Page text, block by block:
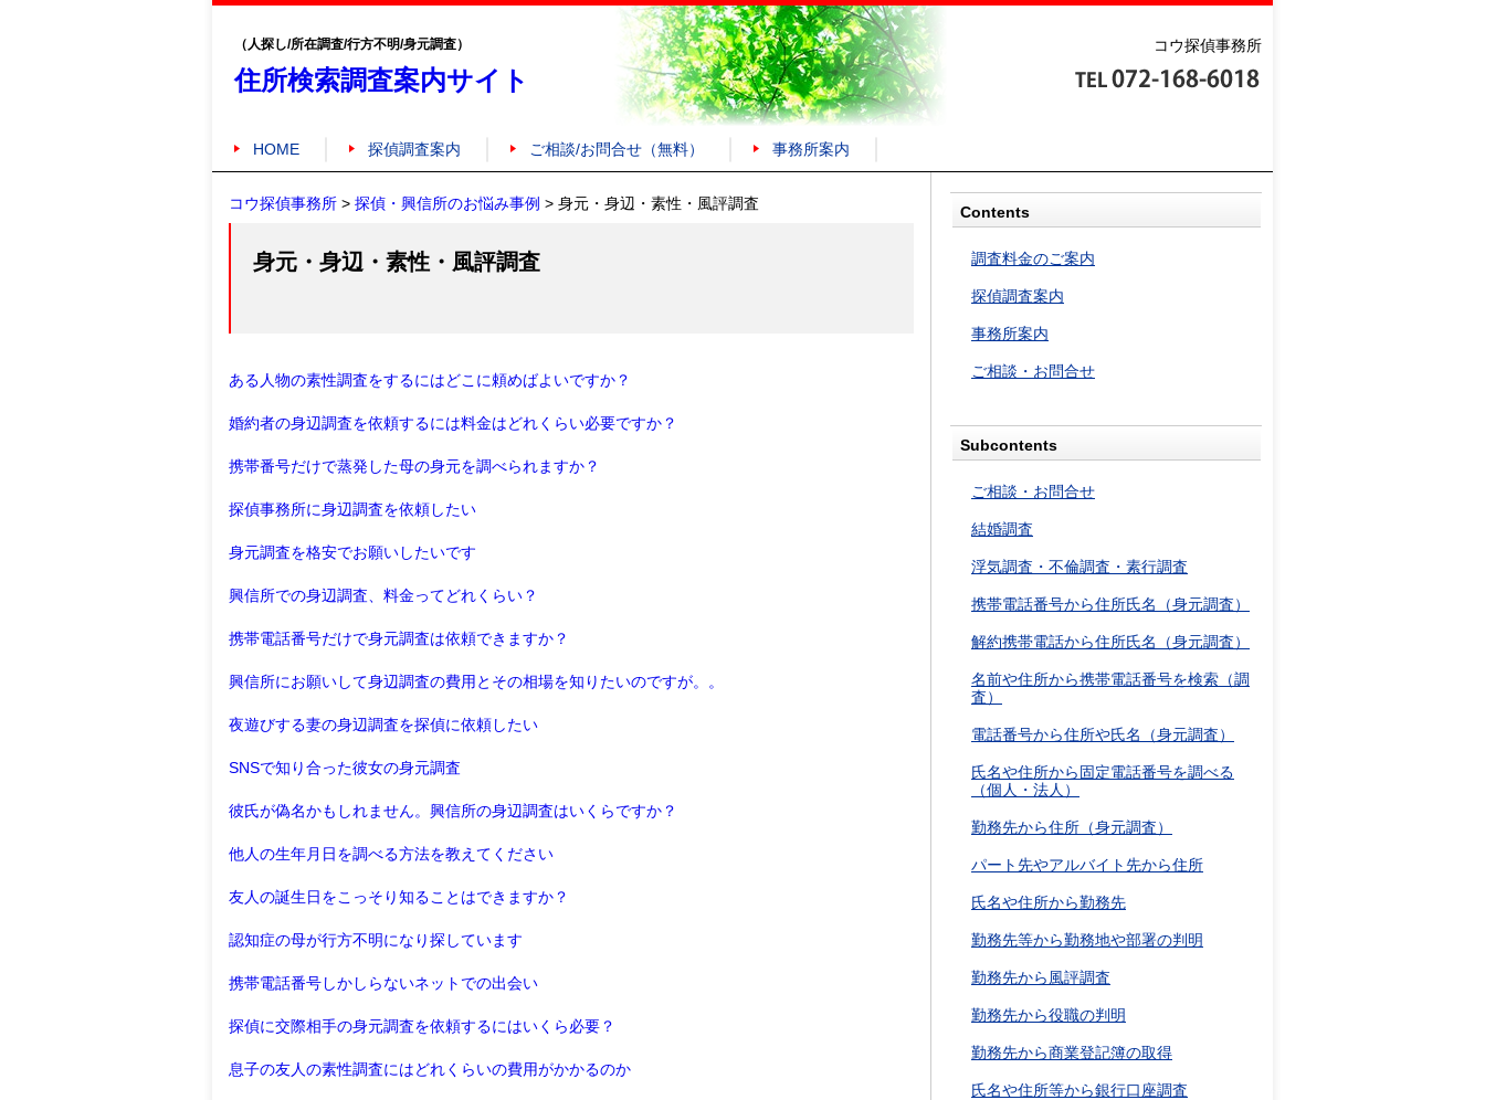
（人探し/所在調査/行方不明/身元調査）
住所検索調査案内サイト
コウ探偵事務所
HOME 探偵調査案内 ご相談/お問合せ（無料） 事務所案内
コウ探偵事務所 > 探偵・興信所のお悩み事例 > 身元・身辺・素性・風評調査
身元・身辺・素性・風評調査
ある人物の素性調査をするにはどこに頼めばよいですか？
婚約者の身辺調査を依頼するには料金はどれくらい必要ですか？
携帯番号だけで蒸発した母の身元を調べられますか？
探偵事務所に身辺調査を依頼したい
身元調査を格安でお願いしたいです
興信所での身辺調査、料金ってどれくらい？
携帯電話番号だけで身元調査は依頼できますか？
興信所にお願いして身辺調査の費用とその相場を知りたいのですが。。
夜遊びする妻の身辺調査を探偵に依頼したい
SNSで知り合った彼女の身元調査
彼氏が偽名かもしれません。興信所の身辺調査はいくらですか？
他人の生年月日を調べる方法を教えてください
友人の誕生日をこっそり知ることはできますか？
認知症の母が行方不明になり探しています
携帯電話番号しかしらないネットでの出会い
探偵に交際相手の身元調査を依頼するにはいくら必要？
息子の友人の素性調査にはどれくらいの費用がかかるのか
Contents
調査料金のご案内
探偵調査案内
事務所案内
ご相談・お問合せ
Subcontents
ご相談・お問合せ
結婚調査
浮気調査・不倫調査・素行調査
携帯電話番号から住所氏名（身元調査）
解約携帯電話から住所氏名（身元調査）
名前や住所から携帯電話番号を検索（調
査）
電話番号から住所や氏名（身元調査）
氏名や住所から固定電話番号を調べる
（個人・法人）
勤務先から住所（身元調査）
パート先やアルバイト先から住所
氏名や住所から勤務先
勤務先等から勤務地や部署の判明
勤務先から風評調査
勤務先から役職の判明
勤務先から商業登記簿の取得
氏名や住所等から銀行口座調査